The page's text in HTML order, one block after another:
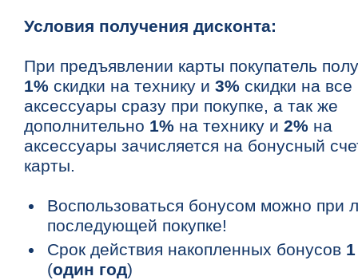
Условия получения дисконта:
При предъявлении карты покупатель
1% скидки на технику и 3% скидки на все
аксессуары сразу при покупке, а так же
дополнительно 1% на технику и 2% на
аксессуары зачисляется на бонусный
карты.
Воспользоваться бонусом можно при
последующей покупке!
Срок действия накопленных бонусов
(один год)